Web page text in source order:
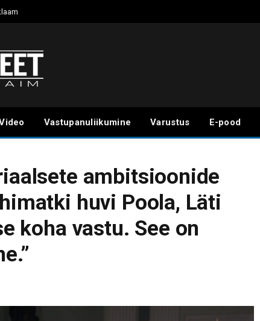
Vastupanuliikumine Varustus E-pood
ambitsioonide
huvi Poola, Läti
koha vastu. See on